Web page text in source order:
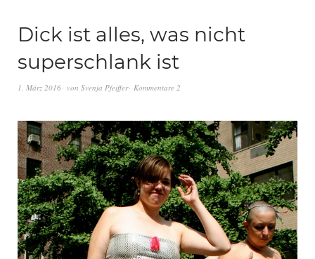
Dick ist alles, was nicht
superschlank ist
1. März 2016 von Svenja Pfeiffer Kommentare 2